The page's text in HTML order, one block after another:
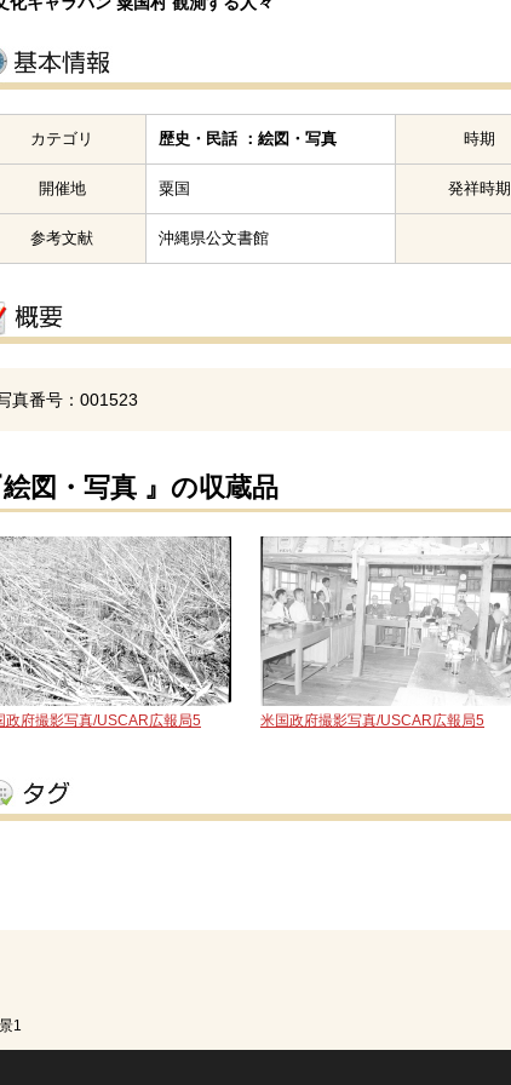
カテゴリ 歴史・民話 ：絵図・写真 時期
開催地 粟国 発祥時期
参考文献 沖縄県公文書館
真番号：001523
絵図・写真 』の収蔵品
政府撮影写真/USCAR広報局5 米国政府撮影写真/USCAR広報局5
1